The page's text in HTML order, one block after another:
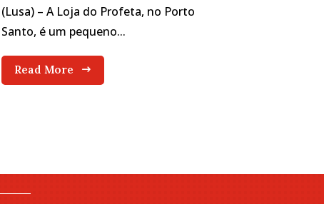
(Lusa) – A Loja do Profeta, no Porto
Santo, é um pequeno...
Read More